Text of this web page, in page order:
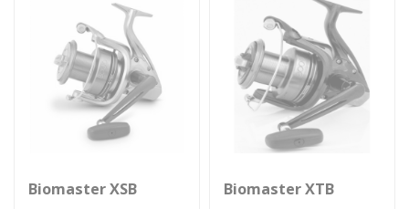
Biomaster XSB Biomaster XTB